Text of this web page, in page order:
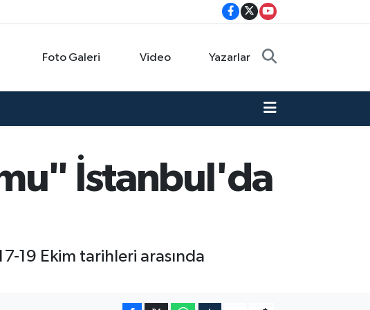
Foto Galeri Video Yazarlar
İstanbul'da
19 Ekim tarihleri arasında